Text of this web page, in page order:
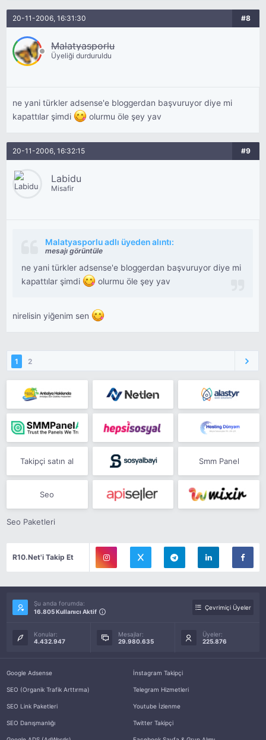
20-11-2006, 16:31:30 #8
Malatyasporlu
Üyeliği durduruldu
ne yani türkler adsense'e bloggerdan başvuruyor diye mi
kapattılar şimdi
olurmu öle şey yav
20-11-2006, 16:32:15 #9
Labidu
Misafir
Malatyasporlu adlı üyeden alıntı:
mesajı görüntüle
ne yani türkler adsense'e bloggerdan başvuruyor diye mi
kapattılar şimdi
olurmu öle şey yav
nirelisin yiğenim sen
1 2
Takipçi satın al Smm Panel
Seo
Seo Paketleri
R10.Net'i Takip Et
Şu anda forumda:
16.805 Kullanıcı Aktif
Çevrimiçi Üyeler
Konular:
4.432.947
Mesajlar:
29.980.635
Üyeler:
225.876
Google Adsense
SEO (Organik Trafik Arttırma)
SEO Link Paketleri
SEO Danışmanlığı
İnstagram Takipçi
Telegram Hizmetleri
Youtube İzlenme
Twitter Takipçi